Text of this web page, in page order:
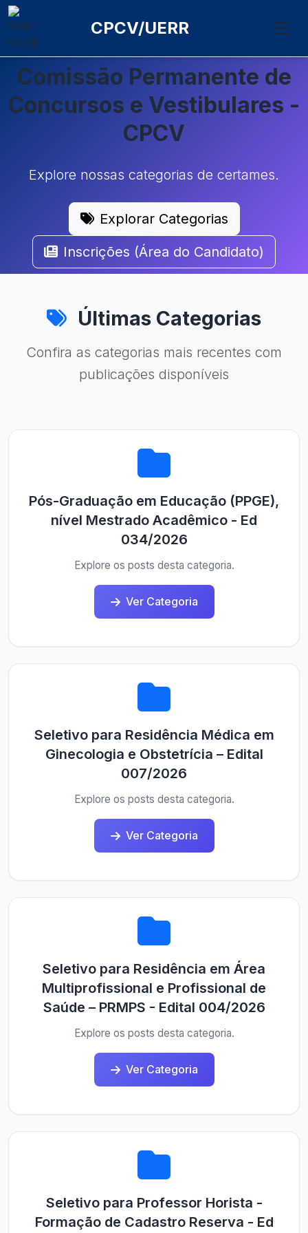
CPCV/UERR
Comissão Permanente de
Concursos e Vestibulares -
CPCV
Explore nossas categorias de certames.
Explorar Categorias
Inscrições (Área do Candidato)
Últimas Categorias
Confira as categorias mais recentes com
publicações disponíveis
Pós-Graduação em Educação (PPGE),
nível Mestrado Acadêmico - Ed
034/2026
Explore os posts desta categoria.
Ver Categoria
Seletivo para Residência Médica em
Ginecologia e Obstetrícia – Edital
007/2026
Explore os posts desta categoria.
Ver Categoria
Seletivo para Residência em Área
Multiprofissional e Profissional de
Saúde – PRMPS - Edital 004/2026
Explore os posts desta categoria.
Ver Categoria
Seletivo para Professor Horista -
Formação de Cadastro Reserva - Ed